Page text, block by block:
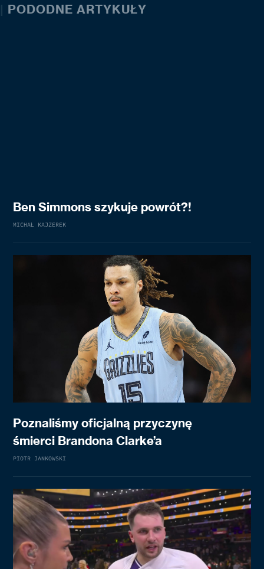
| PODODNE ARTYKUŁY
Ben Simmons szykuje powrót?!
MICHAŁ KAJZEREK
Poznaliśmy oficjalną przyczynę
śmierci Brandona Clarke’a
PIOTR JANKOWSKI